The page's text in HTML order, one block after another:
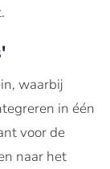
waarbij
in één
voor de
naar het